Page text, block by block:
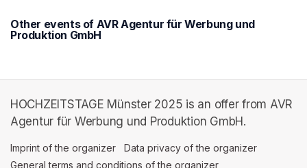
Other events of AVR Agentur für Werbung und
Produktion GmbH
HOCHZEITSTAGE Münster 2025 is an offer from AVR
Agentur für Werbung und Produktion GmbH.
Imprint of the organizer (opens in a new tab)
Data privacy of the organizer
General terms and conditions of the organizer